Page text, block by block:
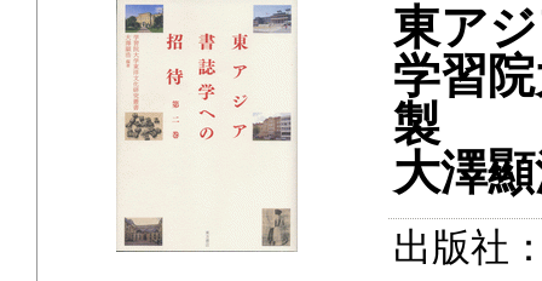
東ア
学習
製
大澤
出版社